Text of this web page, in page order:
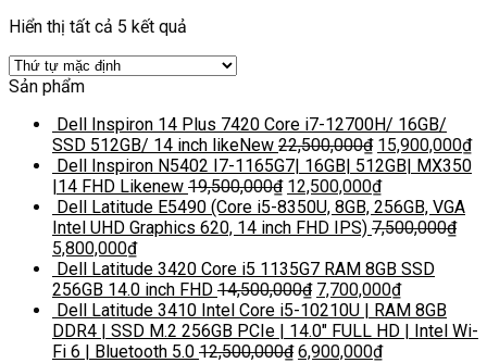
Hiển thị tất cả 5 kết quả
Sản phẩm
Dell Inspiron 14 Plus 7420 Core i7-12700H/ 16GB/
SSD 512GB/ 14 inch likeNew 22,500,000₫ 15,900,000₫
Dell Inspiron N5402 I7-1165G7| 16GB| 512GB| MX350
|14 FHD Likenew 19,500,000₫ 12,500,000₫
Dell Latitude E5490 (Core i5-8350U, 8GB, 256GB, VGA
Intel UHD Graphics 620, 14 inch FHD IPS) 7,500,000₫
5,800,000₫
Dell Latitude 3420 Core i5 1135G7 RAM 8GB SSD
256GB 14.0 inch FHD 14,500,000₫ 7,700,000₫
Dell Latitude 3410 Intel Core i5-10210U | RAM 8GB
DDR4 | SSD M.2 256GB PCIe | 14.0″ FULL HD | Intel Wi-
Fi 6 | Bluetooth 5.0 12,500,000₫ 6,900,000₫